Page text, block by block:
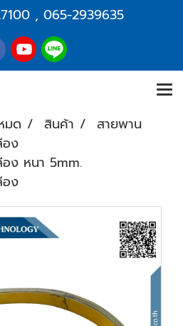
, 065-2939635
มด สินค้า
สายพาน
อง
อง หนา 5mm.
อง